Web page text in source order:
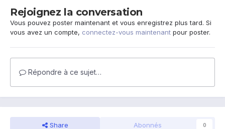
Rejoignez la conversation
Vous pouvez poster maintenant et vous enregistrez plus tard. Si
vous avez un compte, connectez-vous maintenant pour poster.
Répondre à ce sujet…
Share Abonnés 0